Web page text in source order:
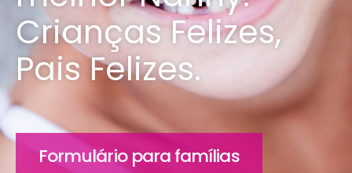
Formulário para famílias
Crianças Felizes,
Pais Felizes.